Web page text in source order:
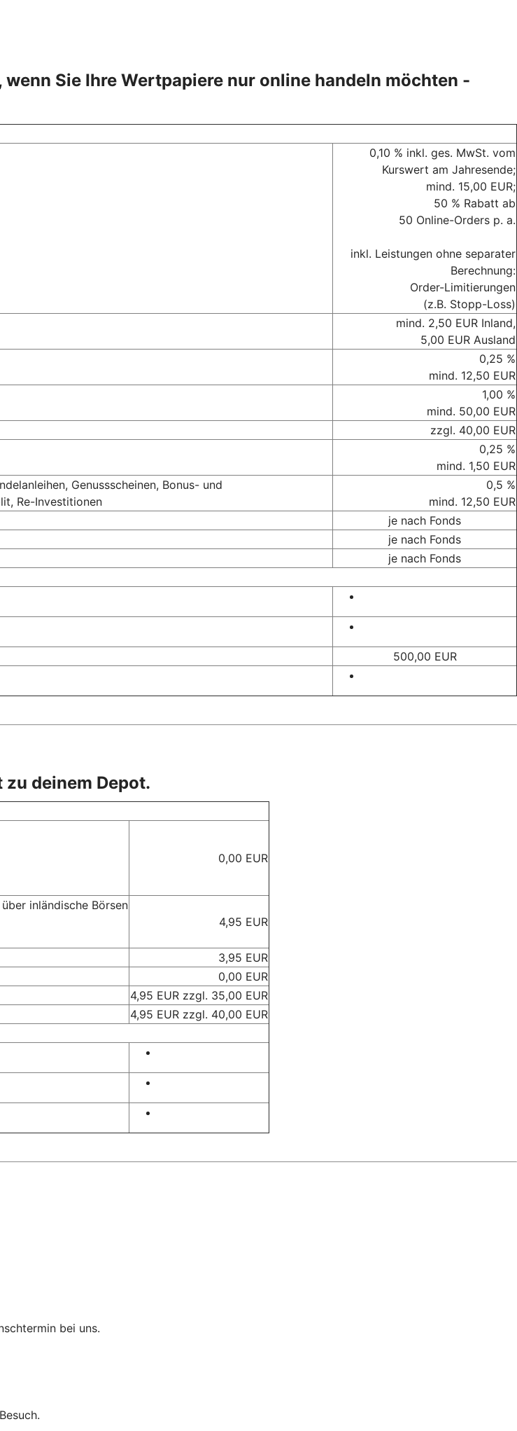
Sie Ihre Wertpapiere nur online handeln möchten -
0,10 % inkl. ges. MwSt. vom
Kurswert am Jahresende;
mind. 15,00 EUR;
50 % Rabatt ab
50 Online-Orders p. a.
inkl. Leistungen ohne separater
Berechnung:
Order-Limitierungen
(z.B. Stopp-Loss)
mind. 2,50 EUR Inland,
5,00 EUR Ausland
0,25 %
mind. 12,50 EUR
1,00 %
mind. 50,00 EUR
zzgl. 40,00 EUR
0,25 %
mind. 1,50 EUR
Genussscheinen, Bonus- und
Re-Investitionen
0,5 %
mind. 12,50 EUR
je nach Fonds
je nach Fonds
je nach Fonds
500,00 EUR
deinem Depot.
0,00 EUR
inländische Börsen
4,95 EUR
3,95 EUR
0,00 EUR
4,95 EUR zzgl. 35,00 EUR
4,95 EUR zzgl. 40,00 EUR
bei uns.